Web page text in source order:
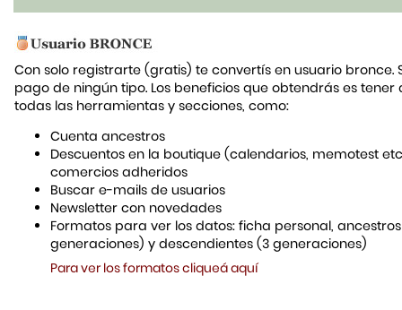
Con solo registrarte (gratis) te convertís en usuario bronce.
pago de ningún tipo. Los beneficios que obtendrás es tener
todas las herramientas y secciones, como:
Cuenta ancestros
Descuentos en la boutique (calendarios, memotest
comercios adheridos
Buscar e-mails de usuarios
Newsletter con novedades
Formatos para ver los datos: ficha personal,
generaciones) y descendientes (3 generaciones)
Para ver los formatos cliqueá aquí